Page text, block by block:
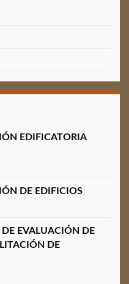
EDIFICATORIA
DE EDIFICIOS
EVALUACIÓN DE
DE